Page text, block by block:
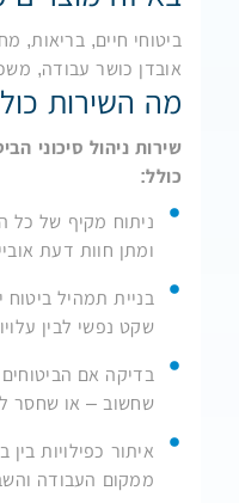
ביטוחי חיים, בריאות,
אובדן כושר עבודה,
מה השירות
שירות ניהול סיכוני
כולל:
ניתוח מקיף של כל
ומתן חוות דעת
בניית תמהיל ביטוח
שקט נפשי לבין
בדיקה אם
שחשוב – או שחסר
איתור כפילויות בין
ממקום העבודה